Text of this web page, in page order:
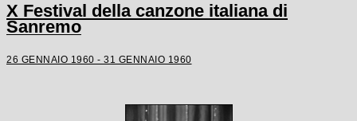
X Festival della canzone italiana di
Sanremo
26 GENNAIO 1960 - 31 GENNAIO 1960